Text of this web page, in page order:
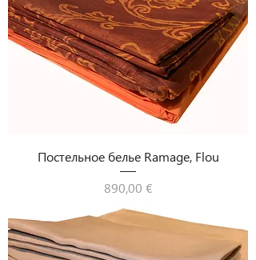
Постельное белье Ramage, Flou
Цена
890,00 €